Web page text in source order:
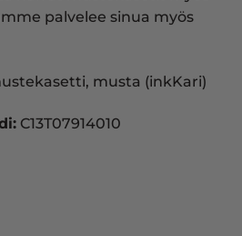
palvelee sinua myös
musta (inkKari)
C13T07914010